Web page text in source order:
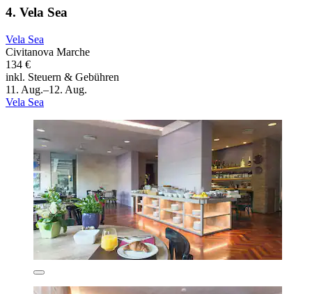
4. Vela Sea
Vela Sea
Civitanova Marche
134 €
inkl. Steuern & Gebühren
11. Aug.–12. Aug.
Vela Sea